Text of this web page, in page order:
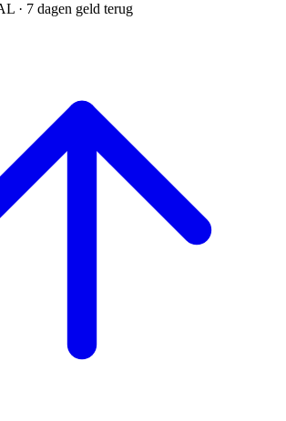
· 7 dagen geld terug